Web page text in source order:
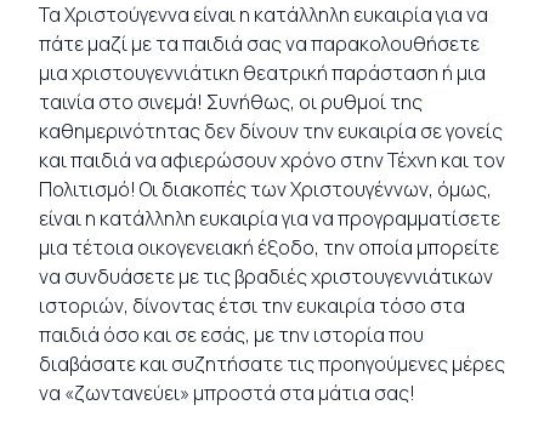
Τα Χριστούγεννα είναι η κατάλληλη ευκαιρία για να
πάτε μαζί με τα παιδιά σας να παρακολουθήσετε
μια χριστουγεννιάτικη θεατρική παράσταση ή μια
ταινία στο σινεμά! Συνήθως, οι ρυθμοί της
καθημερινότητας δεν δίνουν την ευκαιρία σε γονείς
και παιδιά να αφιερώσουν χρόνο στην Τέχνη και τον
Πολιτισμό! Οι διακοπές των Χριστουγέννων, όμως,
είναι η κατάλληλη ευκαιρία για να προγραμματίσετε
μια τέτοια οικογενειακή έξοδο, την οποία μπορείτε
να συνδυάσετε με τις βραδιές χριστουγεννιάτικων
ιστοριών, δίνοντας έτσι την ευκαιρία τόσο στα
παιδιά όσο και σε εσάς, με την ιστορία που
διαβάσατε και συζητήσατε τις προηγούμενες μέρες
να «ζωντανεύει» μπροστά στα μάτια σας!